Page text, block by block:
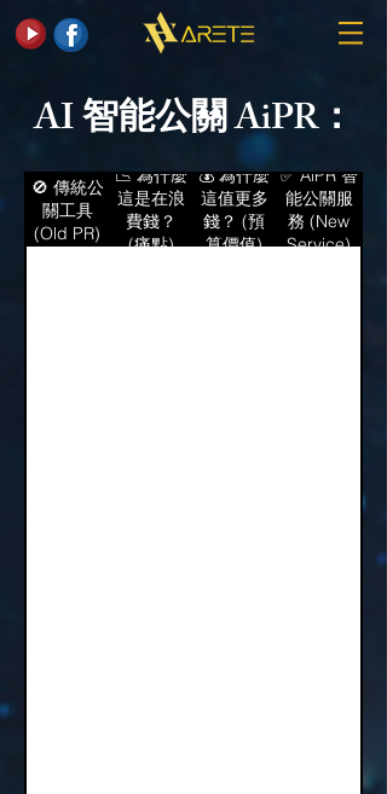
AI 智能公關 AiPR：
🚫 傳統公
關工具
(Old PR)
📉 為什麼
這是在浪
費錢？
(痛點)
💰 為什麼
這值更多
錢？ (預
算價值)
✅ AiPR 智
能公關服
務 (New
Service)